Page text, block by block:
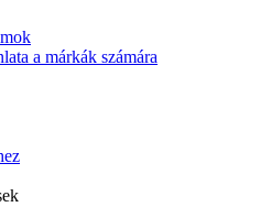
a márkák számára